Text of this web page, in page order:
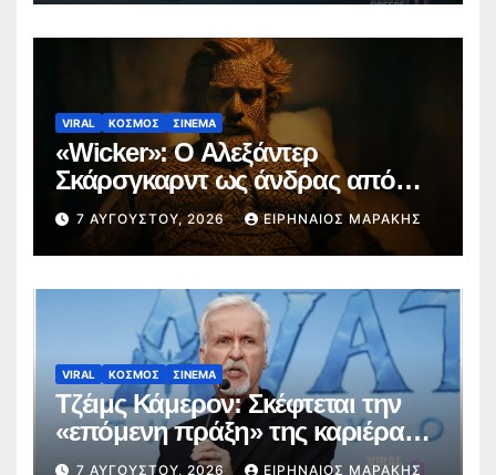
VIRAL ΚΟΣΜΟΣ ΣΙΝΕΜΑ
«Wicker»: Ο Αλεξάντερ
Σκάρσγκαρντ ως άνδρας από
ψάθα προκαλεί διαδικτυακή
φρενίτιδα (trailer)
7 ΑΥΓΟΎΣΤΟΥ, 2026 ΕΙΡΗΝΑΊΟΣ ΜΑΡΆΚΗΣ
VIRAL ΚΟΣΜΟΣ ΣΙΝΕΜΑ
Τζέιμς Κάμερον: Σκέφτεται την
«επόμενη πράξη» της καριέρας
του πέρα από το σύμπαν του
7 ΑΥΓΟΎΣΤΟΥ, 2026 ΕΙΡΗΝΑΊΟΣ ΜΑΡΆΚΗΣ